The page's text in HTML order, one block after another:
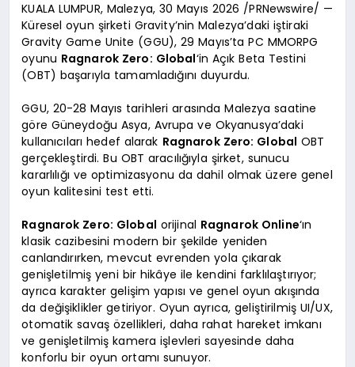
KUALA LUMPUR, Malezya, 30 Mayıs 2026 /PRNewswire/ —
Küresel oyun şirketi Gravity’nin Malezya’daki iştiraki
Gravity Game Unite (GGU), 29 Mayıs’ta PC MMORPG
oyunu Ragnarok Zero: Global‘in Açık Beta Testini
(OBT) başarıyla tamamladığını duyurdu.
GGU, 20-28 Mayıs tarihleri arasında Malezya saatine
göre Güneydoğu Asya, Avrupa ve Okyanusya’daki
kullanıcıları hedef alarak Ragnarok Zero: Global OBT
gerçekleştirdi. Bu OBT aracılığıyla şirket, sunucu
kararlılığı ve optimizasyonu da dahil olmak üzere genel
oyun kalitesini test etti.
Ragnarok Zero: Global orijinal Ragnarok Online‘ın
klasik cazibesini modern bir şekilde yeniden
canlandırırken, mevcut evrenden yola çıkarak
genişletilmiş yeni bir hikâye ile kendini farklılaştırıyor;
ayrıca karakter gelişim yapısı ve genel oyun akışında
da değişiklikler getiriyor. Oyun ayrıca, geliştirilmiş UI/UX,
otomatik savaş özellikleri, daha rahat hareket imkanı
ve genişletilmiş kamera işlevleri sayesinde daha
konforlu bir oyun ortamı sunuyor.